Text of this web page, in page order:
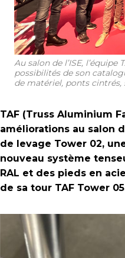
Au salon de l’ISE,
possibilités de son
de matériel, ponts
TAF (Truss Aluminium
améliorations au salon
de levage Tower 02,
nouveau système
RAL et des pieds en
de sa tour TAF Tower